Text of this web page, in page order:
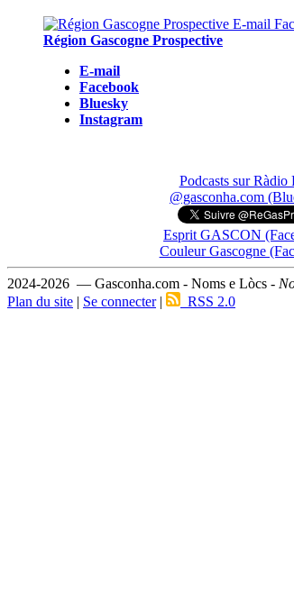
Région Gascogne Prospective
E-mail
Facebook
Bluesky
Instagram
Podcasts sur Ràdio
@gasconha.com
Esprit GASCON
Couleur Gascogne
2024-2026 — Gasconha.com - Noms e Lòcs -
Plan du site | Se connecter| RSS 2.0